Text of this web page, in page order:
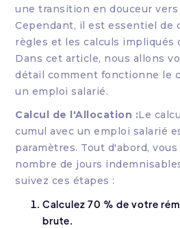
une transition en douceur
Cependant, il est essentiel de
règles et les calculs impliqués
Dans cet article, nous allons
détail comment fonctionne le
un emploi salarié.
Calcul de l'Allocation :Le
cumul avec un emploi salarié
paramètres. Tout d'abord,
nombre de jours
suivez ces étapes :
Calculez 70 % de votre
brute.